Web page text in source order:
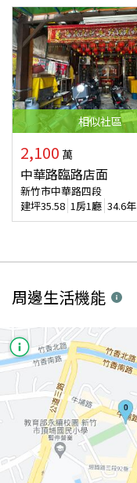
相似社區
2,100 萬
中華路臨路店面
新竹市中華路四段
建坪35.58 1房1廳 34.6年
周邊生活機能